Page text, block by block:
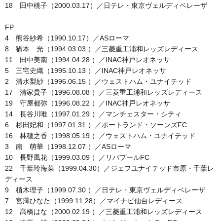
18 田中桃子（2000.03.17）／日テレ・東京ヴェルディベレーザ
FP
4 熊谷紗希（1990.10.17）／ASローマ
8 猶本 光（1994.03.03 ）／三菱重工浦和レッズレディース
11 田中美南（1994.04.28 ）／INAC神戸レオネッサ
5 三宅史織（1995.10.13 ）／INAC神戸レオネッサ
2 清水梨紗（1996.06.15 ）／ウェストハム・ユナイテッド
17 清家貴子（1996.08.08 ）／三菱重工浦和レッズレディース
19 守屋都弥（1996.08.22 ）／INAC神戸レオネッサ
14 長谷川唯（1997.01.29 ）／マンチェスター・シティ
6 杉田妃和（1997.01.31 ）／ポートランド・ソーンズFC
16 林穂之香（1998.05.19 ）／ウェストハム・ユナイテッド
3 南 萌華（1998.12.07 ）／ASローマ
10 長野風花（1999.03.09 ）／リバプールFC
22 千葉玲海菜（1999.04.30）／ジェフユナイテッド市原・千葉レ
ディース
9 植木理子（1999.07.30 ）／日テレ・東京ヴェルディベレーザ
7 宮澤ひなた（1999.11.28）／マイナビ仙台レディース
12 高橋はな（2000.02.19 ）／三菱重工浦和レッズレディース